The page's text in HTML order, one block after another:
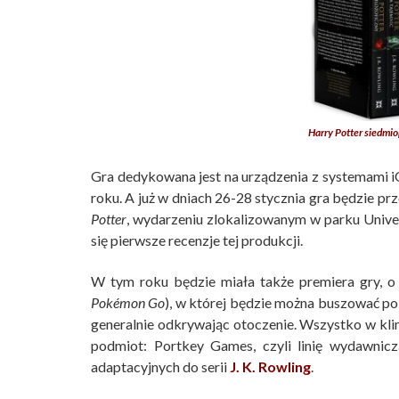
Harry Potter
Gra dedykowana jest na urządzenia z systemami
roku. A już w dniach 26-28 stycznia gra będzie
Potter, wydarzeniu zlokalizowanym w parku
się pierwsze recenzje tej produkcji.
W tym roku będzie miała także premiera gry,
Pokémon Go), w której będzie można buszować
generalnie odkrywając otoczenie. Wszystko w
podmiot: Portkey Games, czyli linię
adaptacyjnych do serii J. K. Rowling.